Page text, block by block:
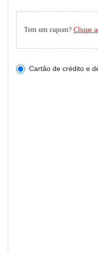
Tem um cupom? Clique
Cartão de crédito e